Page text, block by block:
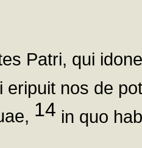
Patri, qui
eripuit nos de
14 in quo